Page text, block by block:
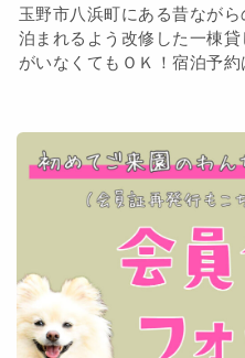
玉野市八浜町にある昔なが
泊まれるよう改修した一棟
がいなくてもＯＫ！宿泊予約